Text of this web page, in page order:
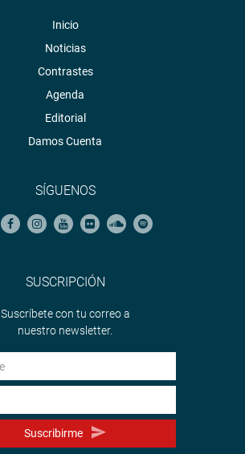
Inicio
Noticias
Contrastes
Agenda
Editorial
Damos Cuenta
SÍGUENOS
SUSCRIPCIÓN
Suscríbete con tu correo a
nuestro newsletter.
Suscribirme